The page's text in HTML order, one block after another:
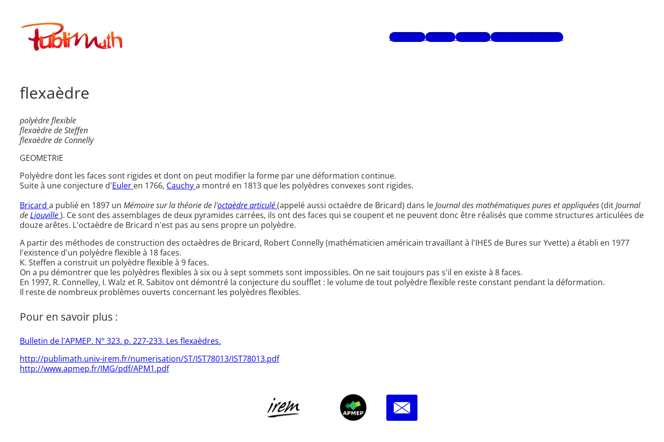
contenuPublimath
Mots-clésAuteursGlossaireRecherche avancée
flexaèdre
polyèdre flexible
flexaèdre de Steffen
flexaèdre de Connelly
GEOMETRIE
Polyèdre dont les faces sont rigides et dont on peut modifier la forme par une déformation continue.
Suite à une conjecture d'Euler en 1766, Cauchya montré en 1813 que les polyèdres convexes sont rigides.
Bricard a publié en 1897 un Mémoire sur la théorie de l'octaèdre articulé(appelé aussi octaèdre de Bricard) dans leJournal des mathématiques pures et appliquées(ditJournal
deLiouville). Ce sont des assemblages de deux pyramides carrées, ils ont des faces qui se coupent et ne peuvent donc être réalisés que comme structures articulées de
douze arêtes. L'octaèdre de Bricard n'est pas au sens propre un polyèdre.
A partir des méthodes de construction des octaèdres de Bricard, Robert Connelly (mathématicien américain travaillant à l'IHES de Bures sur Yvette) a établi en 1977
l'existence d'un polyèdre flexible à 18 faces.
K. Steffen a construit un polyèdre flexible à 9 faces.
On a pu démontrer que les polyèdres flexibles à six ou à sept sommets sont impossibles. On ne sait toujours pas s'il en existe à 8 faces.
En 1997, R. Connelley, I. Walz et R. Sabitov ont démontré la conjecture du soufflet : le volume de tout polyèdre flexible reste constant pendant la déformation.
Il reste de nombreux problèmes ouverts concernant les polyèdres flexibles.
Pour en savoir plus :
Bulletin de l'APMEP. N° 323. p. 227-233. Les flexaèdres.
http://publimath.univ-irem.fr/numerisation/ST/IST78013/IST78013.pdf
http://www.apmep.fr/IMG/pdf/APM1.pdf